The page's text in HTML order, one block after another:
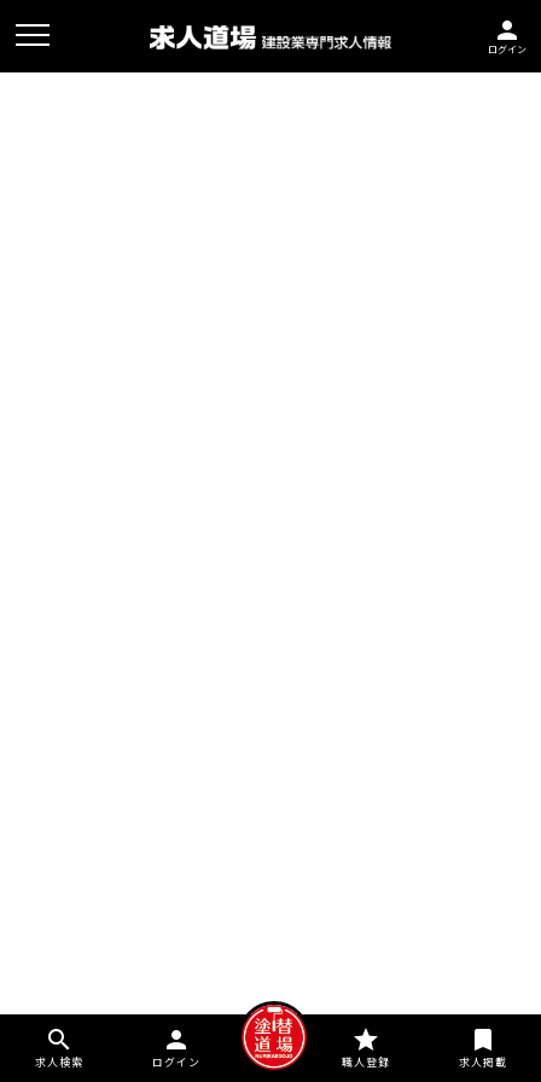
person
ログイン
search
求人検索
person
ログイン
star
職人登録
bookmark
求人掲載